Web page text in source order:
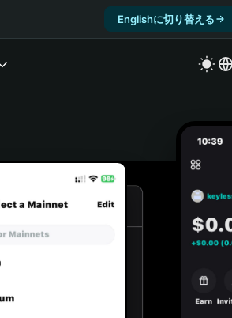
Englishに切り替える